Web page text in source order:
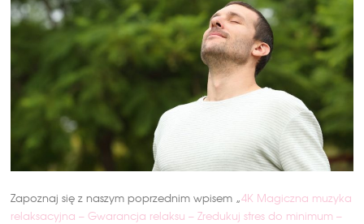
Zapoznaj się z naszym poprzednim wpisem „4K Magiczna muzyka
relaksacyjna – Gwarancja relaksu – Zredukuj stres do minimum –